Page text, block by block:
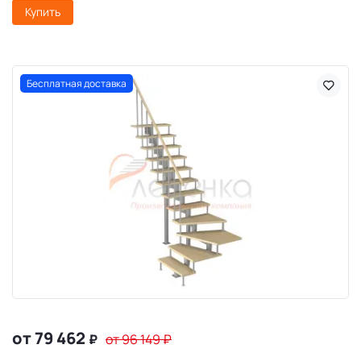
Купить
Бесплатная доставка
от 79 462 ₽ от 96 149₽